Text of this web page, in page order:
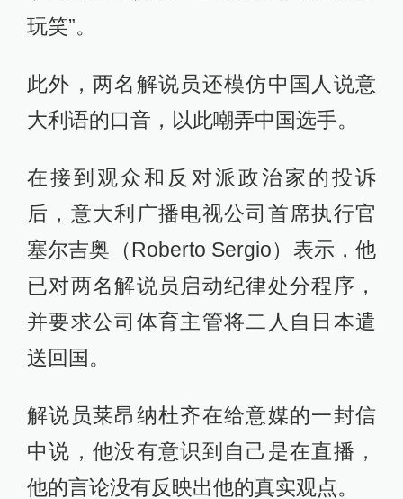
玩笑”。
此外，两名解说员还模仿中国人说意
大利语的口音，以此嘲弄中国选手。
在接到观众和反对派政治家的投诉
后，意大利广播电视公司首席执行官
塞尔吉奥（Roberto Sergio）表示，他
已对两名解说员启动纪律处分程序，
并要求公司体育主管将二人自日本遣
送回国。
解说员莱昂纳杜齐在给意媒的一封信
中说，他没有意识到自己是在直播，
他的言论没有反映出他的真实观点。